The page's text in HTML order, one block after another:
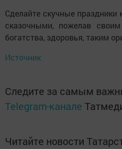
Сделайте скучные
сказочными, пожелав
богатства, здоровья, таким
Источник
Следите за самым
Telegram-канале
Читайте новости